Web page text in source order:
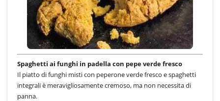
Spaghetti ai funghi in padella con pepe verde fresco
Il piatto di funghi misti con peperone verde fresco e spaghetti
integrali è meravigliosamente cremoso, ma non necessita di
panna.